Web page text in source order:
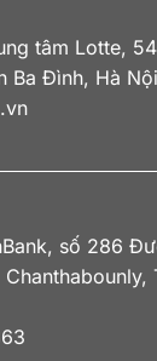
tâm Lotte,
Ba Đình, Hà Nội
số 286